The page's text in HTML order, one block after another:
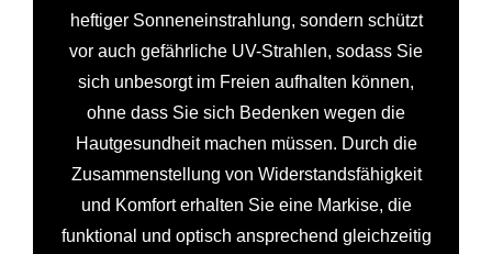
heftiger Sonneneinstrahlung, sondern schützt
vor auch gefährliche UV-Strahlen, sodass Sie
sich unbesorgt im Freien aufhalten können,
ohne dass Sie sich Bedenken wegen die
Hautgesundheit machen müssen. Durch die
Zusammenstellung von Widerstandsfähigkeit
und Komfort erhalten Sie eine Markise, die
funktional und optisch ansprechend gleichzeitig